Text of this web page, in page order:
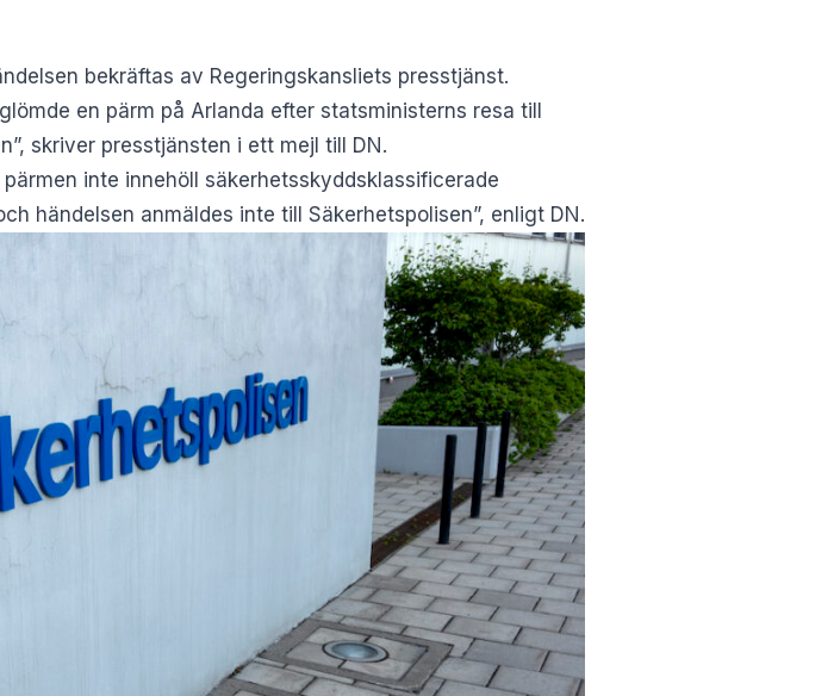
bekräftas av Regeringskansliets presstjänst.
en pärm på Arlanda efter statsministerns resa till
skriver presstjänsten i ett mejl till DN.
inte innehöll säkerhetsskyddsklassificerade
händelsen anmäldes inte till Säkerhetspolisen”, enligt DN.